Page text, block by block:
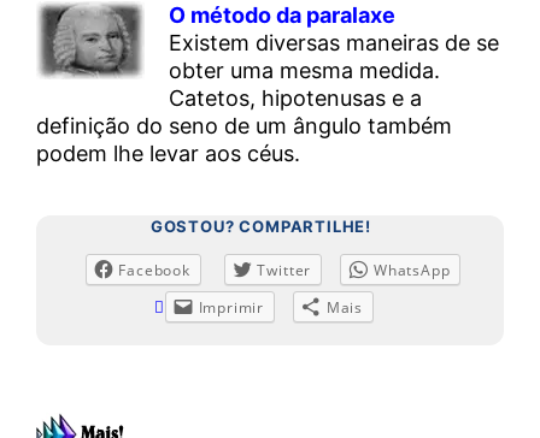
O método da paralaxe
Existem diversas maneiras de se
obter uma mesma medida.
Catetos, hipotenusas e a
definição do seno de um ângulo também
podem lhe levar aos céus.
GOSTOU? COMPARTILHE!
Facebook Twitter
WhatsApp
Imprimir
Mais